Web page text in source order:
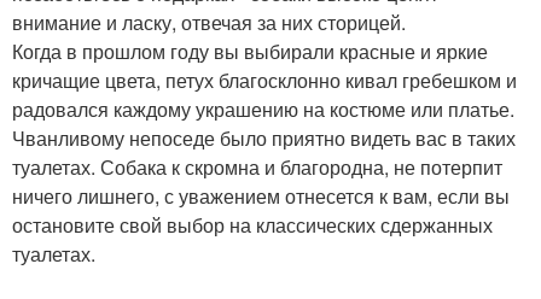
внимание и ласку, отвечая за них сторицей.
Когда в прошлом году вы выбирали красные и яркие
кричащие цвета, петух благосклонно кивал гребешком и
радовался каждому украшению на костюме или платье.
Чванливому непоседе было приятно видеть вас в таких
туалетах. Собака к скромна и благородна, не потерпит
ничего лишнего, с уважением отнесется к вам, если вы
остановите свой выбор на классических сдержанных
туалетах.